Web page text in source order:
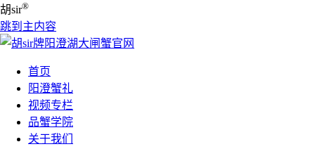
胡sir®
跳到主内容
首页
阳澄蟹礼
视频专栏
品蟹学院
关于我们